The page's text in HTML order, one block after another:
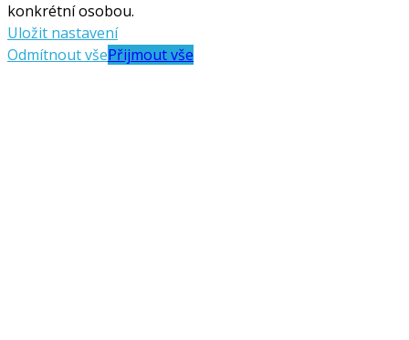
konkrétní osobou.
Uložit nastavení
Odmítnout všePřijmout vše